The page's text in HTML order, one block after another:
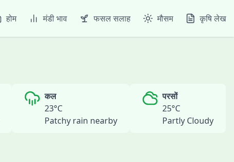
होम मंडी भाव फसल सलाह मौसम कृषि लेख
कल
23°C
Patchy rain nearby
परसों
25°C
Partly Cloudy